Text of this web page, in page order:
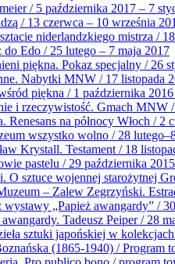
/ 5 października 2017 – 7
/ 13 czerwca – 10 września
niderlandzkiego mistrza /
do Edo / 25 lutego – 7 maja 2017
piękna. Pokaz specjalny / 26
Nabytki MNW / 17 listopada
piękna / 1 października
i rzeczywistość. Gmach MNW
Renesans na północy Włoch / 2
wszystko wolno / 28
Krystall. Testament / 18
pastelu / 29 października
O sztuce wojennej starożytnej
– Zalew Zegrzyński.
wystawy „Papież awangardy” /
awangardy. Tadeusz Peiper / 28
sztuki japońskiej w
(1865-1940) / Program